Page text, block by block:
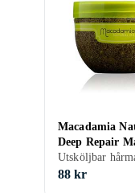
Macadamia
Deep Repair
100ml
88 kr